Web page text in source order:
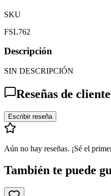
SKU
FSL762
Descripción
SIN DESCRIPCIÓN
Reseñas de
Escribir reseña
Aún no hay reseñas. ¡Sé el
También te puede